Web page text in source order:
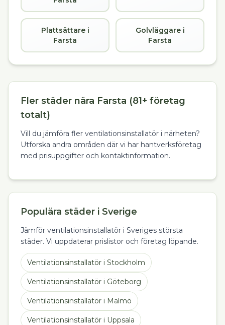
Plattsättare i
Farsta
Golvläggare i
Farsta
Fler städer nära Farsta (81+ företag
totalt)
Vill du jämföra fler ventilationsinstallatör i närheten?
Utforska andra områden där vi har hantverksföretag
med prisuppgifter och kontaktinformation.
Populära städer i Sverige
Jämför ventilationsinstallatör i Sveriges största
städer. Vi uppdaterar prislistor och företag löpande.
Ventilationsinstallatör i Stockholm
Ventilationsinstallatör i Göteborg
Ventilationsinstallatör i Malmö
Ventilationsinstallatör i Uppsala